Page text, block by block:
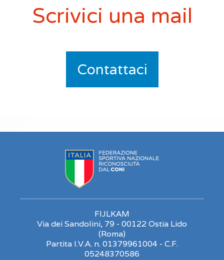
Scrivici una mail
Contattaci
FIJLKAM
Via dei Sandolini, 79 - 00122 Ostia Lido
(Roma)
Partita I.V.A. n. 01379961004 - C.F.
05248370586